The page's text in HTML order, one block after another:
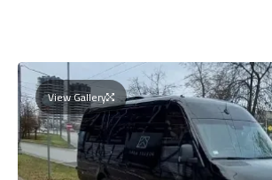
View Gallery